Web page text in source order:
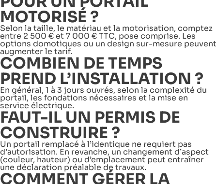
MOTORISÉ ?
Selon la taille, le matériau et la motorisation, comptez
entre 2 500 € et 7 000 € TTC, pose comprise. Les
options domotiques ou un design sur-mesure peuvent
augmenter le tarif.
COMBIEN DE TEMPS
PREND L’INSTALLATION ?
En général, 1 à 3 jours ouvrés, selon la complexité du
portail, les fondations nécessaires et la mise en
service électrique.
FAUT-IL UN PERMIS DE
CONSTRUIRE ?
Un portail remplacé à l’identique ne requiert pas
d’autorisation. En revanche, un changement d’aspect
(couleur, hauteur) ou d’emplacement peut entraîner
une déclaration préalable de travaux.
COMMENT GÉRER LA